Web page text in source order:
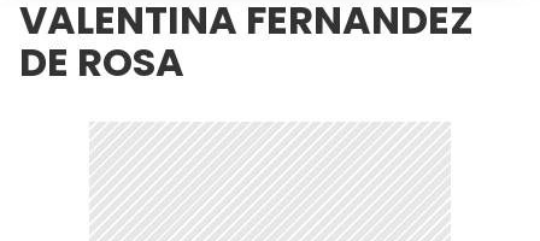
VALENTINA FERNANDEZ
DE ROSA